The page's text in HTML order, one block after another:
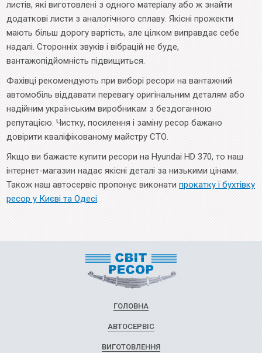
листів, які виготовлені з одного матеріалу або ж знайти
додаткові листи з аналогічного сплаву. Якісні прожекти
мають більш дорогу вартість, але цілком виправдає себе
надалі. Сторонніх звуків і вібрацій не буде,
вантажопідйомність підвищиться.
Фахівці рекомендують при виборі ресори на вантажний
автомобіль віддавати перевагу оригінальним деталям або
надійним українським виробникам з бездоганною
репутацією. Чистку, посилення і заміну ресор бажано
довірити кваліфікованому майстру СТО.
Якщо ви бажаєте купити ресори на Hyundai HD 370, то наш
інтернет-магазин надає якісні деталі за низькими цінами.
Також наш автосервіс пропонує виконати прокатку і бухтівку
ресор у Києві та Одесі.
ГОЛОВНА
АВТОСЕРВІС
ВИГОТОВЛЕННЯ